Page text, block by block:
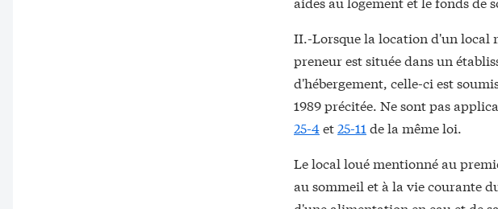
II.-Lorsque la location d'un local
preneur est située dans un
d'hébergement, celle-ci est
1989 précitée. Ne sont pas
25-4et25-11 de la même loi.
Le local loué mentionné au
au sommeil et à la vie courante